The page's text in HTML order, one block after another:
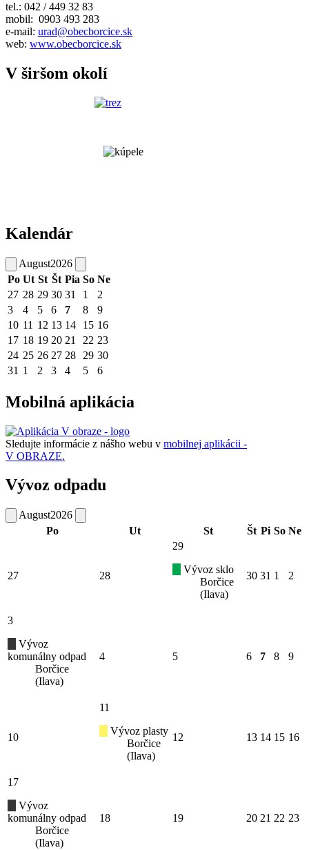
tel.: 042 / 449 32 83
mobil: 0903 493 283
e-mail: urad@obecborcice.sk
web: www.obecborcice.sk
V širšom okolí
Kalendár
August2026
Po Ut St Št Pia So Ne
27 28 29 30 31 1
2
3
4 5 6 7 8
9
10 11 12 13 14 15 16
17 18 19 20 21 22 23
24 25 26 27 28 29 30
31 1 2 3 4 5 6
Mobilná aplikácia
Sledujte informácie z nášho webu v mobilnej aplikácii -
V OBRAZE.
Vývoz odpadu
August2026
Po
Ut St Št Pi So Ne
27 28
29
Vývoz sklo
Borčice
(Ilava)
30 31 1 2
3
Vývoz
komunálny odpad
Borčice
(Ilava)
4 5 6 7 8 9
10
11
Vývoz plasty
Borčice
(Ilava)
12 13 14 15 16
17
Vývoz
komunálny odpad
Borčice
(Ilava)
18 19 20 21 22 23